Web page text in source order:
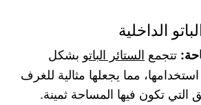
الداخلية
تتجمع الستائر الباتو بشكل
مما يجعلها مثالية للغرف
التي تكون فيها المساحة ثمينة.